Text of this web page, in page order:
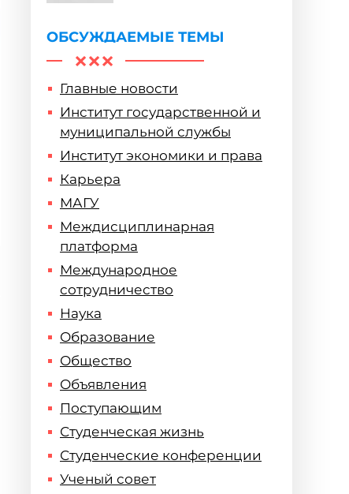
ОБСУЖДАЕМЫЕ ТЕМЫ
Главные новости
Институт государственной и
муниципальной службы
Институт экономики и права
Карьера
МАГУ
Междисциплинарная
платформа
Международное
сотрудничество
Наука
Образование
Общество
Объявления
Поступающим
Студенческая жизнь
Студенческие конференции
Ученый совет